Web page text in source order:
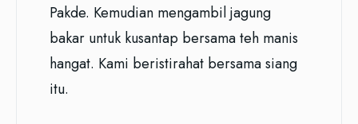
Pakde. Kemudian mengambil jagung
bakar untuk kusantap bersama teh manis
hangat. Kami beristirahat bersama siang
itu.